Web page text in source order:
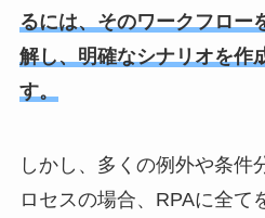
るには、そのワークフロー
解し、明確なシナリオを作
す。
しかし、多くの例外や条件
ロセスの場合、RPAに全て